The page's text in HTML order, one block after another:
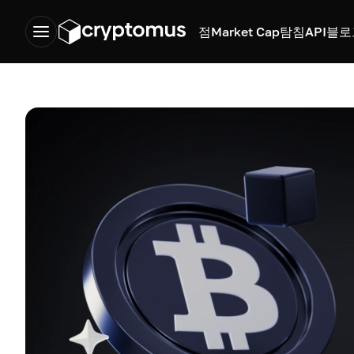
점Market Cap탐침API블